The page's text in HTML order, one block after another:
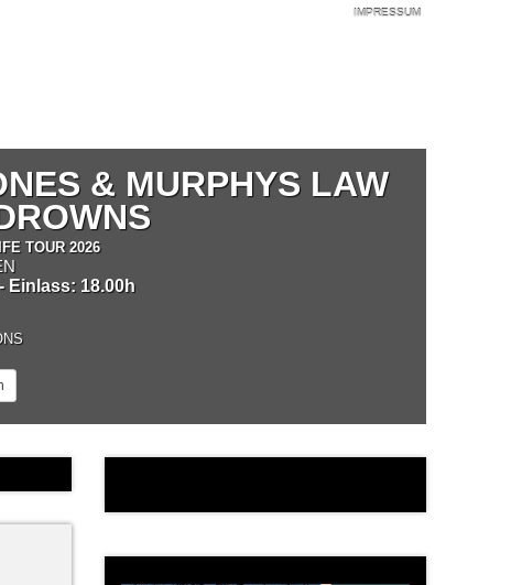
IMPRESSUM
& MURPHYS LAW
TOUR 2026
Einlass: 18.00h